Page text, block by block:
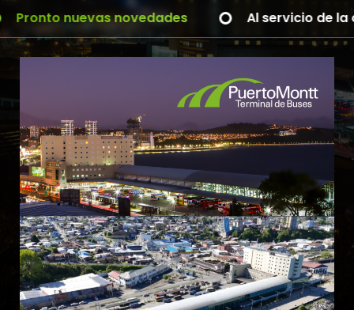
nuevas novedades Al servicio de la